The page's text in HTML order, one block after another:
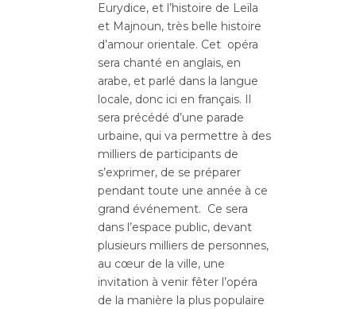
Eurydice, et l’histoire de Leïla
et Majnoun, très belle histoire
d’amour orientale. Cet opéra
sera chanté en anglais, en
arabe, et parlé dans la langue
locale, donc ici en français. Il
sera précédé d’une parade
urbaine, qui va permettre à des
milliers de participants de
s’exprimer, de se préparer
pendant toute une année à ce
grand événement. Ce sera
dans l’espace public, devant
plusieurs milliers de personnes,
au cœur de la ville, une
invitation à venir fêter l’opéra
de la manière la plus populaire